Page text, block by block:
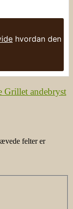
hvordan den
Grillet andebryst
felter er